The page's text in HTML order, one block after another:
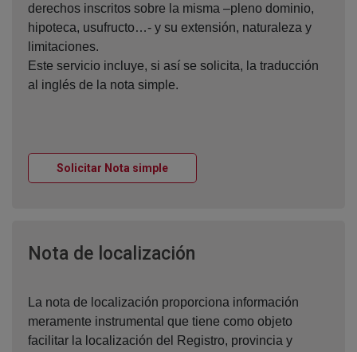
derechos inscritos sobre la misma –pleno dominio,
hipoteca, usufructo…- y su extensión, naturaleza y
limitaciones.
Este servicio incluye, si así se solicita, la traducción
al inglés de la nota simple.
Solicitar Nota simpleVentana nueva
Nota de localización
La nota de localización proporciona información
meramente instrumental que tiene como objeto
facilitar la localización del Registro, provincia y